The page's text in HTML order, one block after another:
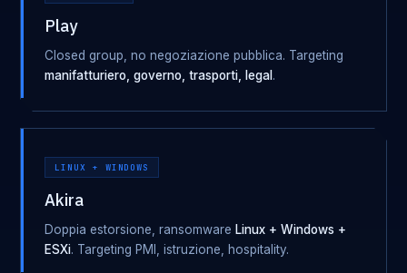
Play
Closed group, no negoziazione pubblica. Targeting
manifatturiero, governo, trasporti, legal .
LINUX + WINDOWS
Akira
Doppia estorsione, ransomware Linux + Windows +
ESXi. Targeting PMI, istruzione, hospitality.